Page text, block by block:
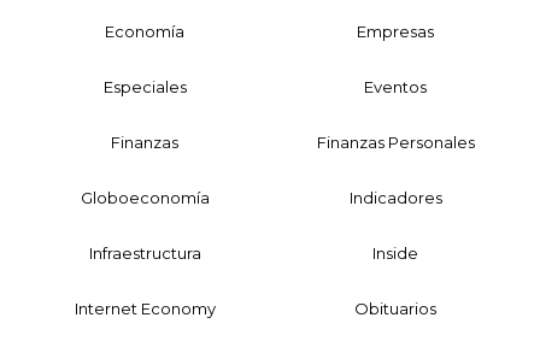
Economía Empresas
Especiales Eventos
Finanzas Finanzas Personales
Globoeconomía Indicadores
Infraestructura Inside
Internet Economy Obituarios